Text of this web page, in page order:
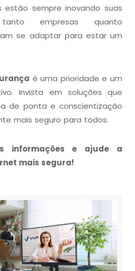
estão sempre inovando suas
empresas quanto
se adaptar para estar um
é uma prioridade e um
Invista em soluções que
de ponta e conscientização
mais seguro para todos.
informações e ajude a
mais segura!